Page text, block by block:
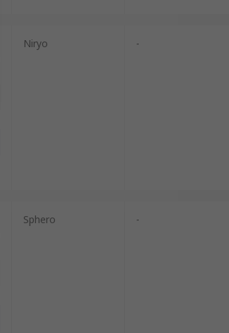
Niryo -
Sphero -